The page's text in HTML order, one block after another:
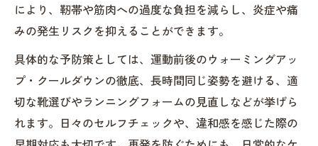
により、靭帯や筋肉への過度な負担を減らし、炎症や痛
みの発生リスクを抑えることができます。
具体的な予防策としては、運動前後のウォーミングアッ
プ・クールダウンの徹底、長時間同じ姿勢を避ける、適
切な靴選びやランニングフォームの見直しなどが挙げら
れます。日々のセルフチェックや、違和感を感じた際の